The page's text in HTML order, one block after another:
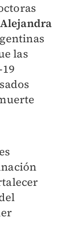
Alejandra
las